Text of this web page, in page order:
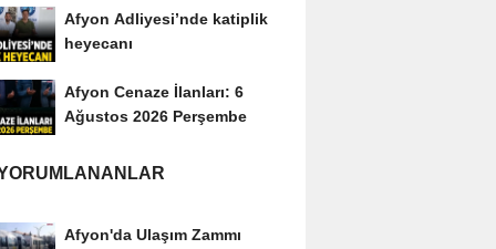
Afyon Adliyesi’nde katiplik
heyecanı
Afyon Cenaze İlanları: 6
Ağustos 2026 Perşembe
Afyon'da Ulaşım Zammı